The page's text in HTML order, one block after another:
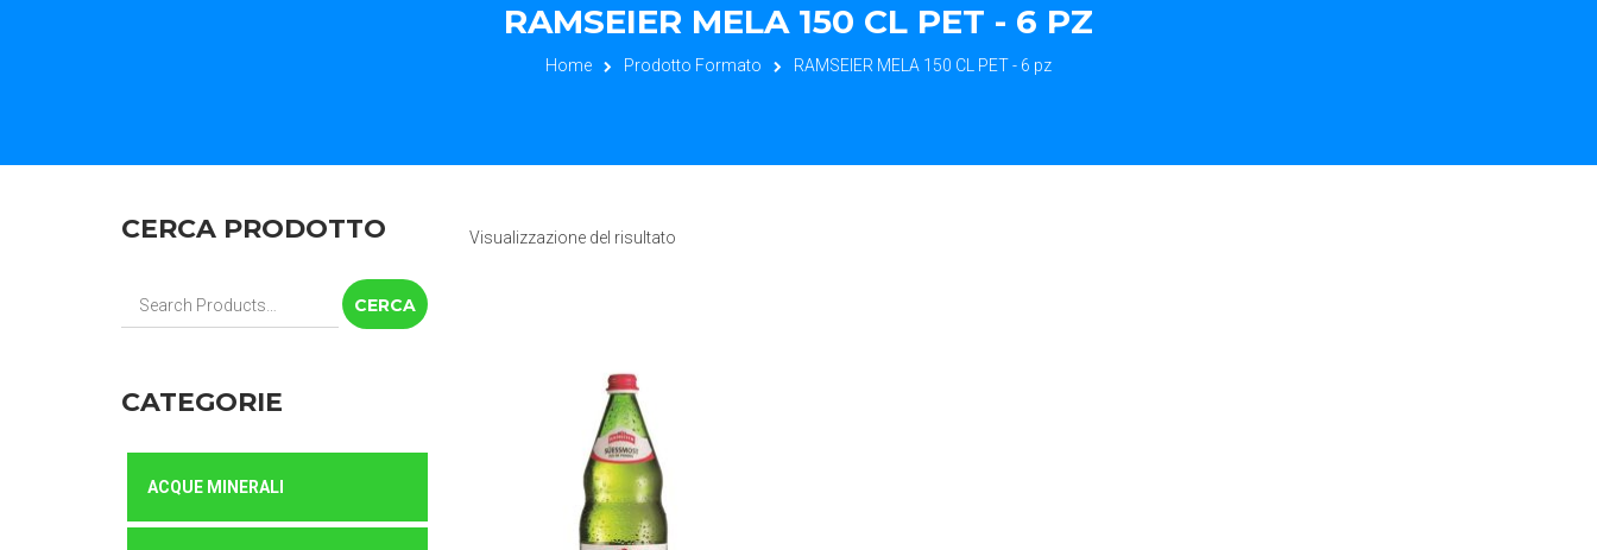
RAMSEIER MELA 150 CL PET - 6 PZ
Home Prodotto Formato RAMSEIER MELA 150 CL PET - 6 pz
Visualizzazione del risultato
CERCA PRODOTTO
Cerca:
CATEGORIE
ACQUE MINERALI